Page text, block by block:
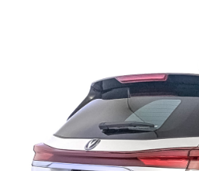
3 055 000 ₽
Получить выгоду